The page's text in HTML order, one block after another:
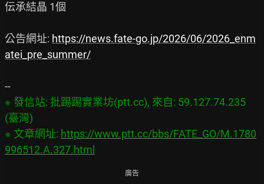
伝承結晶 1個
公告網址: https://news.fate-go.jp/2026/06/2026_enm
atei_pre_summer/
※ 發信站: 批踢踢實業坊(ptt.cc), 來自: 59.127.74.235
(臺灣)
※ 文章網址: https://www.ptt.cc/bbs/FATE_GO/M.1780
996512.A.327.html
廣告